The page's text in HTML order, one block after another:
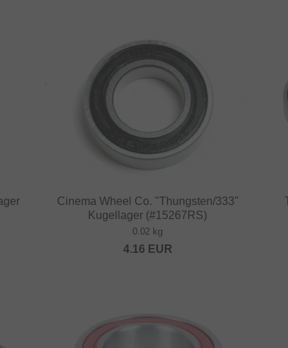
Cinema Wheel Co. "Thungsten/333"
Kugellager (#15267RS)
0.02 kg
4.16 EUR